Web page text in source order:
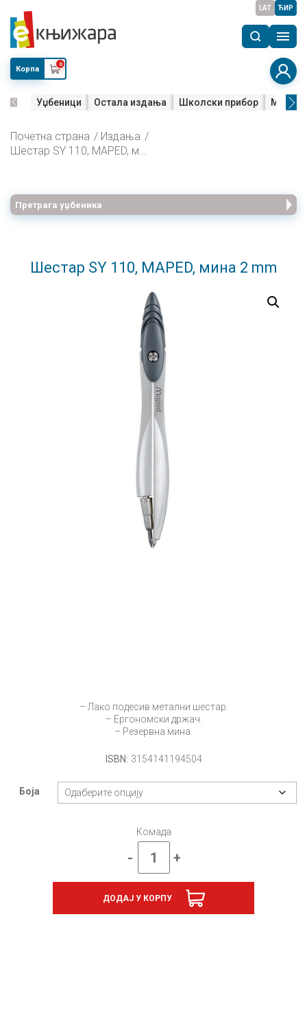
LAT ЋИР
Корпа
0
Уџбеници Остала издања Школски прибор Мала
Почетна страна
Издања
Шестар SY 110, MAPED, мина 2 mm
Претрага уџбеника
Шестар SY 110, MAPED, мина 2 mm
– Лако подесив метални шестар.
– Ергономски држач.
– Резервна мина.
ISBN: 3154141194504
Боја
Комада
-
Шестар
MAPED,
мина
+
ДОДАЈ У КОРПУ